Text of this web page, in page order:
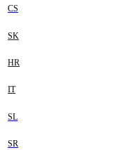
CS
SK
HR
IT
SL
SR